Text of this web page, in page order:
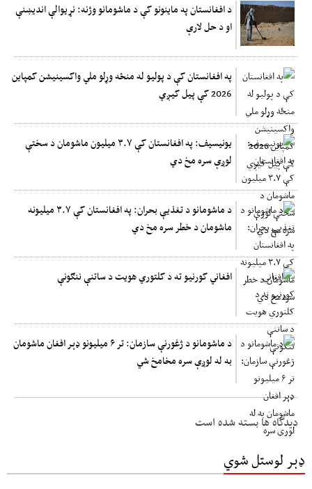
د افغانستان په ماینونو کې د ماشومانو وژنه: نړیوالې اندیښنې
او د حل لارې
په افغانستان کې د پولیو له منځه وړلو ملي واکسینیشن کمپاین
2026 کې پیل کیږي
یونیسیف: په افغانستان کې ۳.۷ میلیون ماشومان د سختې
لوږې سره مخ دي
د ماشومانو د تغذیې بحران: په افغانستان کې ۳.۷ میلیونه
ماشومان د خطر سره مخ دي
افغاني کورنیو ته د کلتوري هویت د ساتنې ننګونې
د ماشومانو د ژغورنې سازمان: تر ۶ میلیونو ډېر افغان ماشومان
به له لوږې سره مخامخ شي
دیدگاه ها بسته شده است
ډېر لوستل شوي